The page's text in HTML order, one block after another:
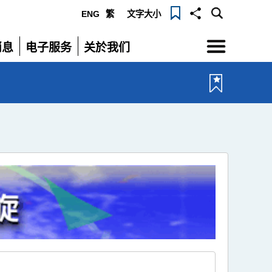
ENG 繁 文字大小
电子服务
展
关於我们
展
选
单